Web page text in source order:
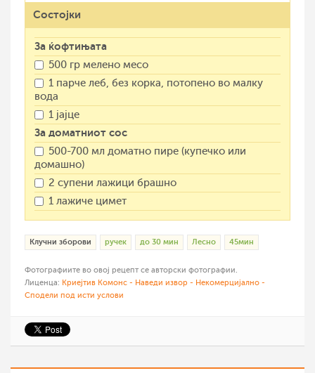
Состојки
За ќофтињата
500 гр мелено месо
1 парче леб, без корка, потопено во малку
вода
1 јајце
За доматниот сос
500-700 мл доматно пире (купечко или
домашно)
2 супени лажици брашно
1 лажиче цимет
Клучни зборови ручек до 30 мин Лесно 45мин
Фотографиите во овој рецепт се авторски фотографии.
Лиценца: Криејтив Комонс - Наведи извор - Некомерцијално -
Сподели под исти услови